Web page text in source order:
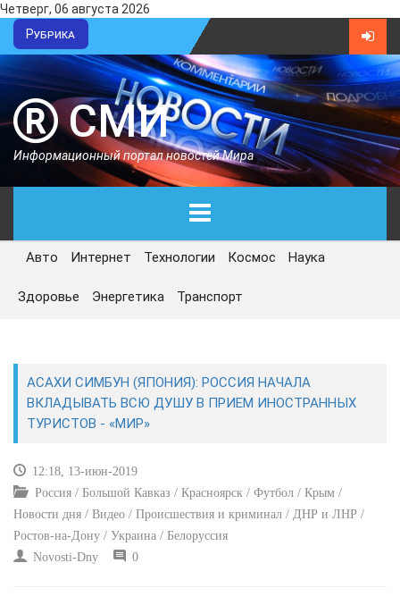
Четверг, 06 августа 2026
Рубрика
СМИ
Информационный портал новостей Мира
ГЛАВНАЯ
СЕГОДНЯ
ЭКОНОМИКА
СПОРТ
ВОЕННЫЕ ДЕЙСТВИЯ
Авто Интернет Технологии Космос Наука
Здоровье Энергетика Транспорт
АСАХИ СИМБУН (ЯПОНИЯ): РОССИЯ НАЧАЛА
ВКЛАДЫВАТЬ ВСЮ ДУШУ В ПРИЕМ ИНОСТРАННЫХ
ТУРИСТОВ - «МИР»
12:18, 13-июн-2019
Россия / Большой Кавказ / Красноярск / Футбол / Крым /
Новости дня / Видео / Происшествия и криминал / ДНР и ЛНР /
Ростов-на-Дону / Украина / Белоруссия
Novosti-Dny
0